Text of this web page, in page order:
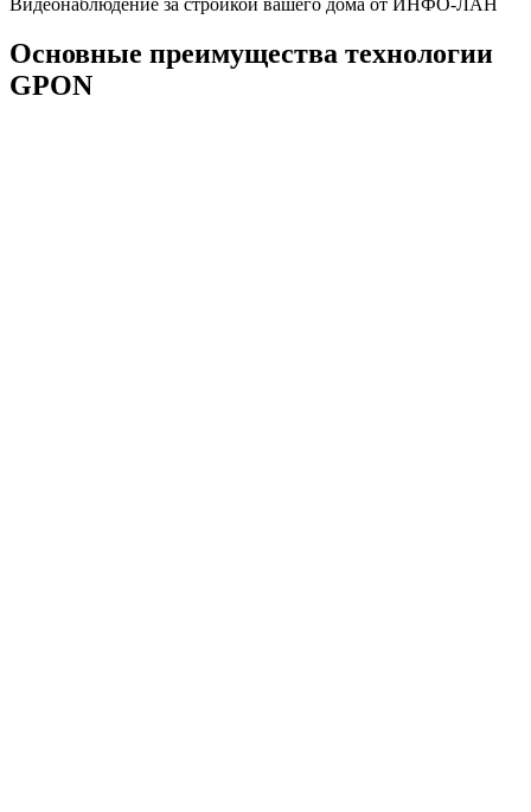
Основные преимущества технологии
GPON